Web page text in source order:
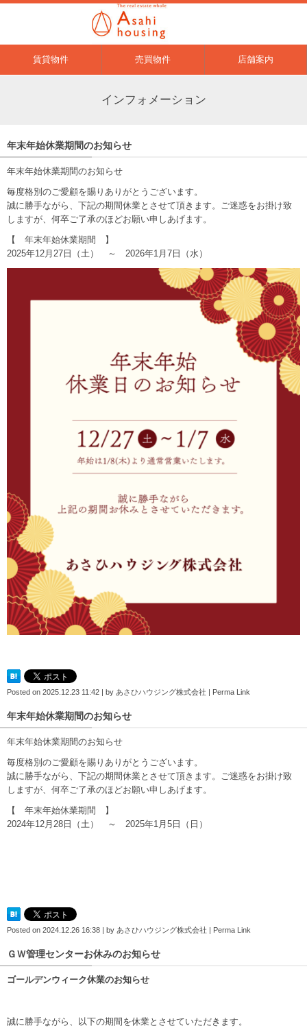
賃貸物件 売買物件 店舗案内
インフォメーション
年末年始休業期間のお知らせ
年末年始休業期間のお知らせ
毎度格別のご愛顧を賜りありがとうございます。
誠に勝手ながら、下記の期間休業とさせて頂きます。ご迷惑をお掛け致
しますが、何卒ご了承のほどお願い申しあげます。
【 年末年始休業期間 】
2025年12月27日（土） ～ 2026年1月7日（水）
Posted on 2025.12.23 11:42 | by あさひハウジング株式会社 | Perma Link
年末年始休業期間のお知らせ
年末年始休業期間のお知らせ
毎度格別のご愛顧を賜りありがとうございます。
誠に勝手ながら、下記の期間休業とさせて頂きます。ご迷惑をお掛け致
しますが、何卒ご了承のほどお願い申しあげます。
【 年末年始休業期間 】
2024年12月28日（土） ～ 2025年1月5日（日）
Posted on 2024.12.26 16:38 by あさひハウジング株式会社 Perma Link
ＧＷ管理センターお休みのお知らせ
ゴールデンウィーク休業のお知らせ
誠に勝手ながら、以下の期間を休業とさせていただきます。